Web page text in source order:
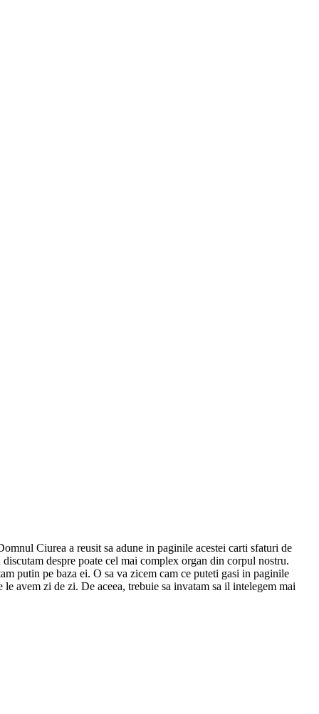
Ciurea a reusit sa adune in paginile acestei carti sfaturi de
despre poate cel mai complex organ din corpul nostru.
putin pe baza ei. O sa va zicem cam ce puteti gasi in paginile
avem zi de zi. De aceea, trebuie sa invatam sa il intelegem mai